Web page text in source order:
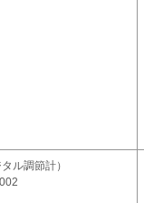
ル調節計）